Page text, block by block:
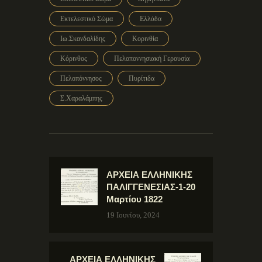
Εκτελεστικό Σώμα Ελλάδα
Ιω.Σκανδαλίδης Κορινθία
Κόρινθος Πελοποννησιακή Γερουσία
Πελοπόννησος Πυρίτιδα
Σ.Χαραλάμπης
ΑΡΧΕΙΑ ΕΛΛΗΝΙΚΗΣ
ΠΑΛΙΓΓΕΝΕΣΙΑΣ-1-20
Μαρτίου 1822
19 Ιουνίου, 2024
ΑΡΧΕΙΑ ΕΛΛΗΝΙΚΗΣ